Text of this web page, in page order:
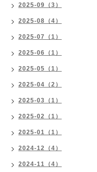
2025-09（3）
2025-08（4）
2025-07（1）
2025-06（1）
2025-05（1）
2025-04（2）
2025-03（1）
2025-02（1）
2025-01（1）
2024-12（4）
2024-11（4）